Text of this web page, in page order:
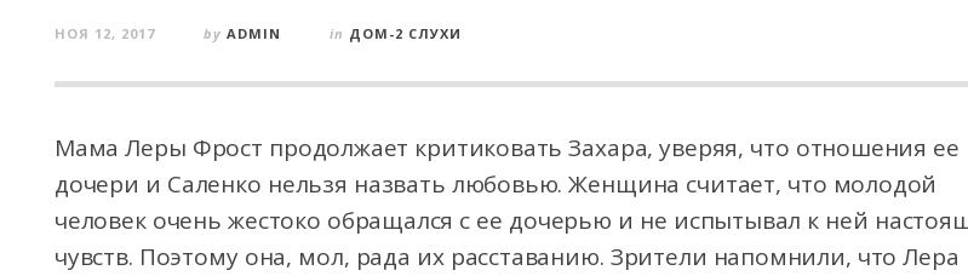
НОЯ 12, 2017 by ADMIN in ДОМ-2 СЛУХИ
Мама Леры Фрост продолжает критиковать Захара, уверяя, что отношения ее
дочери и Саленко нельзя назвать любовью. Женщина считает, что молодой
человек очень жестоко обращался с ее дочерью и не испытывал к ней
чувств. Поэтому она, мол, рада их расставанию. Зрители напомнили, что Лера